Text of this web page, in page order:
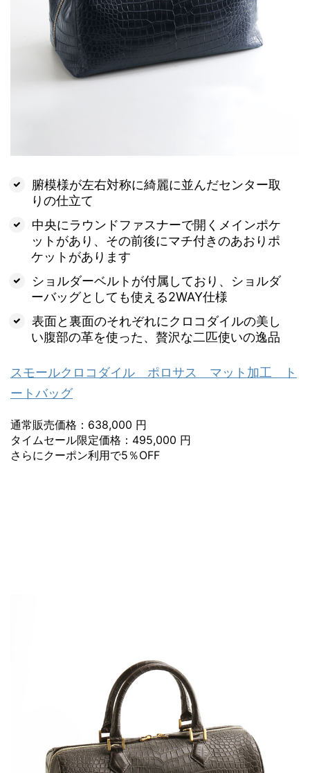
腑模様が左右対称に綺麗に並んだセンター取
りの仕立て
中央にラウンドファスナーで開くメインポケ
ットがあり、その前後にマチ付きのあおりポ
ケットがあります
ショルダーベルトが付属しており、ショルダ
ーバッグとしても使える2WAY仕様
表面と裏面のそれぞれにクロコダイルの美し
い腹部の革を使った、贅沢な二匹使いの逸品
スモールクロコダイル ポロサス マット加工 ト
ートバッグ
通常販売価格：638,000 円
タイムセール限定価格：495,000 円
さらにクーポン利用で5％OFF